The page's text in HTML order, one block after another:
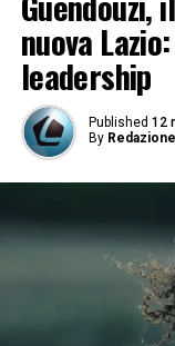
nuova
leadership
Published 12
By